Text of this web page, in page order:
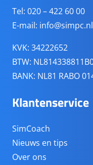
Tel: 020 – 422 60 00
E-mail: info@simpc.nl
KVK: 34222652
BTW:
BANK: NL81 RABO
Klantenservice
SimCoach
Nieuws en tips
Over ons